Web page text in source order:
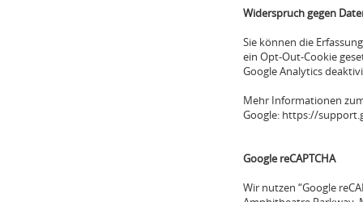
Widerspruch gegen
Sie können die
ein Opt-Out-Cookie
Google Analytics
Mehr Informationen
Google: https://
Google reCAPTCHA
Wir nutzen “Google